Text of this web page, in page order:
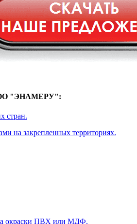
"ЭНАМЕРУ":
стран.
на закрепленных территориях.
окраски ПВХ или МДФ.